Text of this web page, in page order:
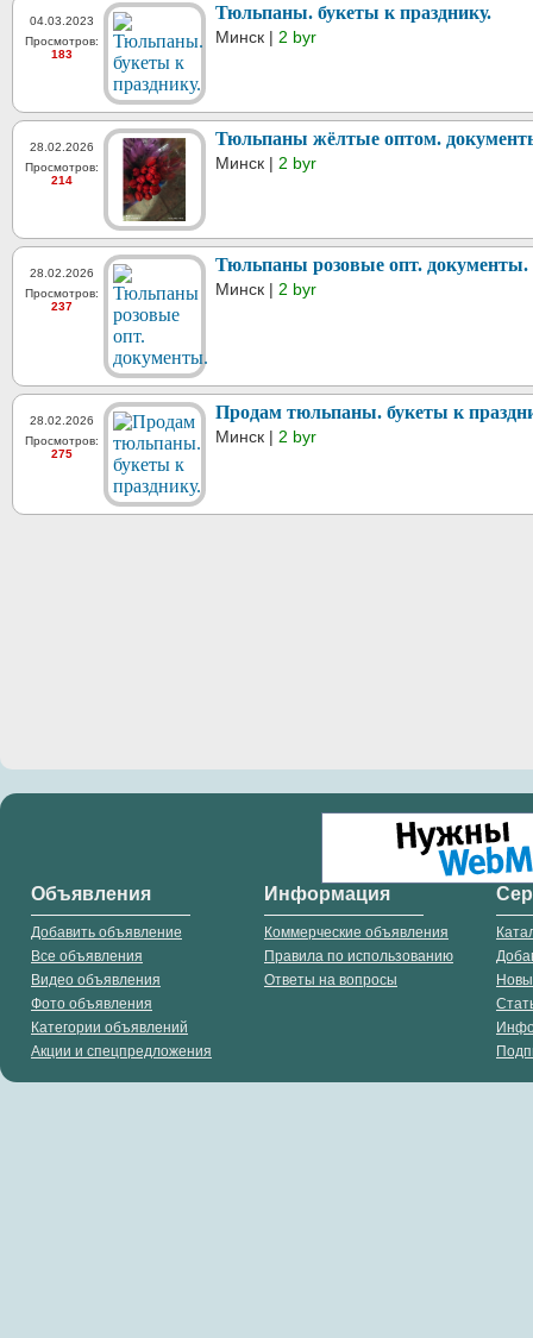
04.03.2023
Просмотров:
183
Тюльпаны. букеты к празднику.
Минск | 2 byr
28.02.2026
Просмотров:
214
Тюльпаны жёлтые оптом.
Минск | 2 byr
28.02.2026
Просмотров:
237
Тюльпаны розовые опт. документы.
Минск | 2 byr
28.02.2026
Просмотров:
275
Продам тюльпаны. букеты к
Минск | 2 byr
Объявления
Добавить объявление
Все объявления
Видео объявления
Фото объявления
Категории объявлений
Акции и спецпредложения
Информация
Коммерческие объявления
Правила по использованию
Ответы на вопросы